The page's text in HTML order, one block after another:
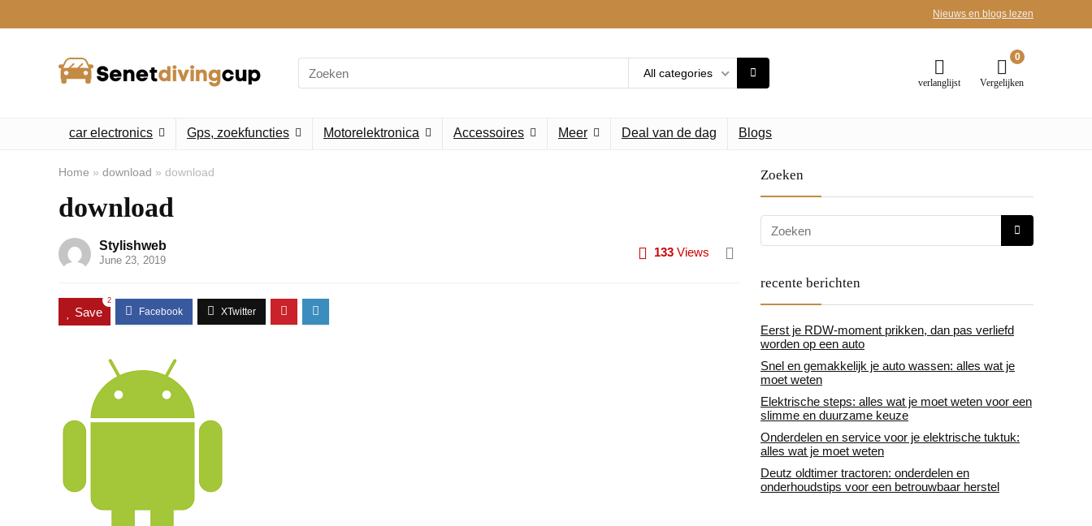
Nieuws en blogs lezen
Search
for:
All categories
verlanglijst
0
Vergelijken
car electronics Gps, zoekfuncties Motorelektronica Accessoires Meer Deal van de dag Blogs
Home » download » download
download
Stylishweb
June 23, 2019
133 Views
Save
2
Zoeken
recente berichten
Eerst je RDW-moment prikken, dan pas verliefd
worden op een auto
Snel en gemakkelijk je auto wassen: alles wat je
moet weten
Elektrische steps: alles wat je moet weten voor een
slimme en duurzame keuze
Onderdelen en service voor je elektrische tuktuk:
alles wat je moet weten
Deutz oldtimer tractoren: onderdelen en
onderhoudstips voor een betrouwbaar herstel